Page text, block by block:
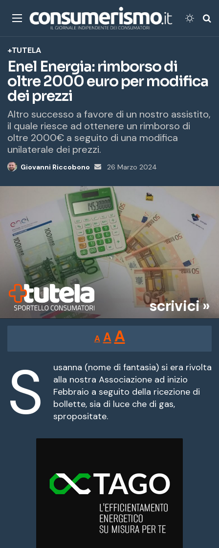
Menu
+TUTELA
Enel Energia: rimborso di
oltre 2000 euro per modifica
dei prezzi
Altro successo a favore di un nostro assistito,
il quale riesce ad ottenere un rimborso di
oltre 2000€ a seguito di una modifica
unilaterale dei prezzi.
Giovanni Riccobono
Invia
26 Marzo 2024
scrivici »
A
Reducir
tamaño
de
fuente.
A Restablecer
tamaño
de
fuente
AAumentar
tamaño
de
fuente.
S
usanna (nome di fantasia) si era rivolta
alla nostra Associazione ad inizio
Febbraio a seguito della ricezione di
bollette, sia di luce che di gas,
spropositate.